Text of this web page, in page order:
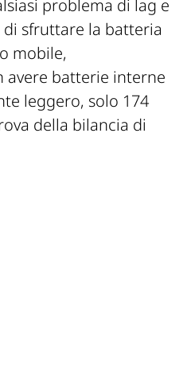
problema di lag e
sfruttare la batteria
mobile,
batterie interne
leggero, solo 174
della bilancia di